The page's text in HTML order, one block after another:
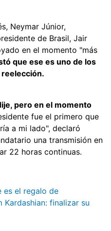
Neymar Júnior,
de Brasil, Jair
en el momento "más
que ese es uno de los
pero en el momento
fue el primero que
a mi lado", declaró
una transmisión en
22 horas continuas.
es el regalo de
Kardashian: finalizar su